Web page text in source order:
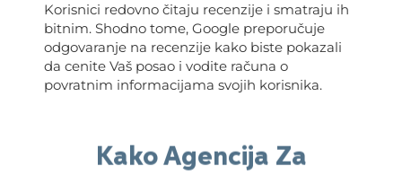
Korisnici redovno čitaju recenzije i smatraju ih
bitnim. Shodno tome, Google preporučuje
odgovaranje na recenzije kako biste pokazali
da cenite Vaš posao i vodite računa o
povratnim informacijama svojih korisnika.
Kako Agencija Za